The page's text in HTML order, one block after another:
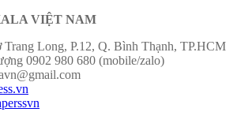
VIỆT NAM
Long, P.12, Q. Bình Thạnh, TP.HCM
0902 980 680 (mobile/zalo)